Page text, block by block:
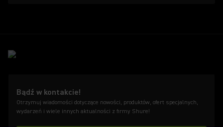
Bądź w kontakcie!
Otrzymuj wiadomości dotyczące nowości, produktów, ofert specjalnych,
wydarzeń i wiele innych aktualności z firmy Shure!